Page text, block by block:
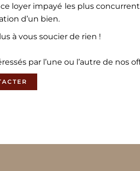
loyer impayé les plus
d’un bien.
à vous soucier de rien !
par l’une ou l’autre de